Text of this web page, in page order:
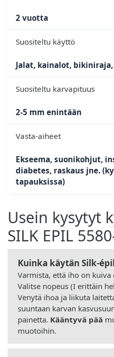
2 vuotta
Suositeltu käyttö
Jalat, kainalot,
Suositeltu karvapituus
2-5 mm enintään
Vasta-aiheet
Ekseema, suonikohjut,
diabetes, raskaus jne.
tapauksissa)
Usein kysytyt
SILK EPIL
Kuinka käytän Silk-
Varmista, että iho on kuiva
Valitse nopeus (I erittäin
Venytä ihoa ja liikuta
suuntaan karvan
painetta. Kääntyvä pää
muotoihin.